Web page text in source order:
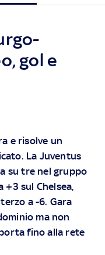
gol e
e risolve un
La Juventus
su tre nel gruppo
+3 sul Chelsea,
a -6. Gara
ma non
fino alla rete